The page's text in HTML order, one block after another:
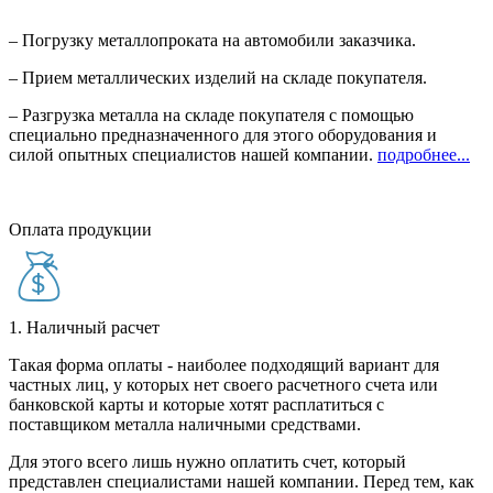
– Погрузку металлопроката на автомобили заказчика.
– Прием металлических изделий на складе покупателя.
– Разгрузка металла на складе покупателя с помощью
специально предназначенного для этого оборудования и
силой опытных специалистов нашей компании. подробнее...
Оплата продукции
1. Наличный расчет
Такая форма оплаты - наиболее подходящий вариант для
частных лиц, у которых нет своего расчетного счета или
банковской карты и которые хотят расплатиться с
поставщиком металла наличными средствами.
Для этого всего лишь нужно оплатить счет, который
представлен специалистами нашей компании. Перед тем, как